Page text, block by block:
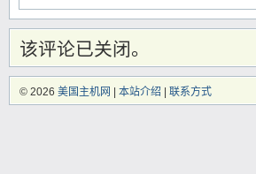
该评论已关闭。
© 2026 美国主机网 本站介绍 联系方式